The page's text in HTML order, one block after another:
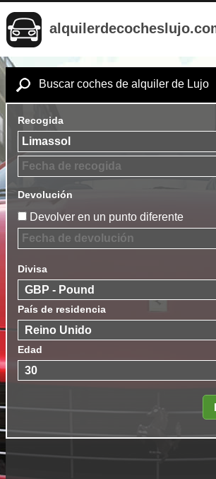
Buscar coches de alquiler de Lujo
Recogida
Devolución
Devolver en un punto diferente
Divisa
País de residencia
Edad